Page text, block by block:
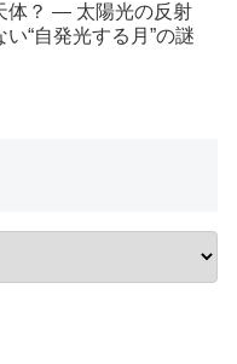
体？ ― 太陽光の反射
“自発光する月”の謎